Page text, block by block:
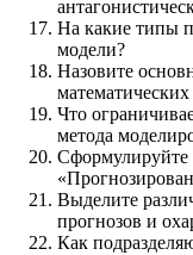
На какие типы
модели?
Назовите
Что
метода
Сформулируйте
Выделите
прогнозов и
Как